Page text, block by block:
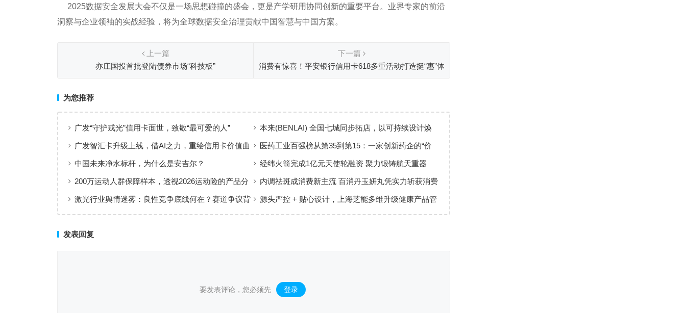
2025数据安全发展大会不仅是一场思想碰撞的盛会，更是产学研用协同创新的重要平台。业界专家的前沿
洞察与企业领袖的实战经验，将为全球数据安全治理贡献中国智慧与中国方案。
上一篇
亦庄国投首批登陆债券市场“科技板”
下一篇
消费有惊喜！平安银行信用卡618多重活动打造挺“惠”体
为您推荐
广发“守护戎光”信用卡面世，致敬“最可爱的人”
本来(BENLAI) 全国七城同步拓店，以可持续设计焕
新品牌体验
广发智汇卡升级上线，借AI之力，重绘信用卡价值曲
线
医药工业百强榜从第35到第15：一家创新药企的“价
值增长”样本
中国未来净水标杆，为什么是安吉尔？ 经纬火箭完成1亿元天使轮融资 聚力锻铸航天重器
200万运动人群保障样本，透视2026运动险的产品分
层与适配逻辑
内调祛斑成消费新主流 百消丹玉妍丸凭实力斩获消费
者认可
激光行业舆情迷雾：良性竞争底线何在？赛道争议背
源头严控 + 贴心设计，上海芝能多维升级健康产品管
发表回复
要发表评论，您必须先 登录 。